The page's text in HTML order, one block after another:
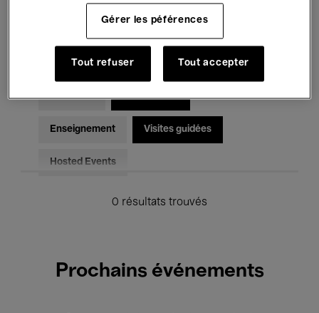
Musique classique Global Music
Musique électronique
Pour tous Kids’ Palace
Enseignement Visites guidées
Hosted Events
0 résultats trouvés
Prochains événements
Gérer les péférences
Tout refuser Tout accepter